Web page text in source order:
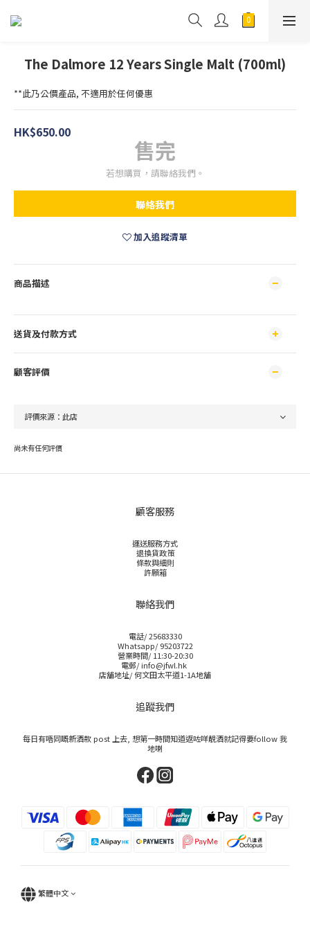
The Dalmore 12 Years Single Malt (700ml)
**此乃公價產品, 不適用於任何優惠
HK$650.00
售完
若想購買，請聯絡我們。
聯絡我們
加入追蹤清單
商品描述
送貨及付款方式
顧客評價
尚未有任何評價
顧客服務
運送服務方式
退換貨政策
條款與細則
許願箱
聯絡我們
電話/ 25683330
Whatsapp/ 95203722
營業時間/ 11:30-20:30
電郵/ info@jfwl.hk
店舖地址/ 何文田太平道1-1A地舖
追蹤我們
每日有唔同嘅新酒款 post 上去, 想第一時間知道返咗咩靚酒就記得要follow 我
地喇
繁體中文